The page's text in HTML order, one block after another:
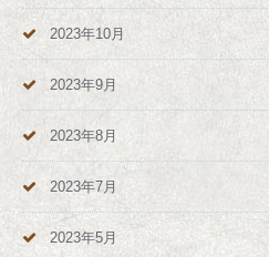
2023年10月
2023年9月
2023年8月
2023年7月
2023年5月